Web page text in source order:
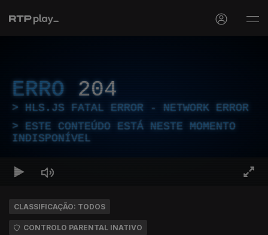
ERRO 204
HLS.JS FATAL ERROR - NETWORK ERROR
ESTE CONTEÚDO ESTÁ NESTE MOMENTO
INDISPONÍVEL
CLASSIFICAÇÃO: TODOS
CONTROLO PARENTAL INATIVO